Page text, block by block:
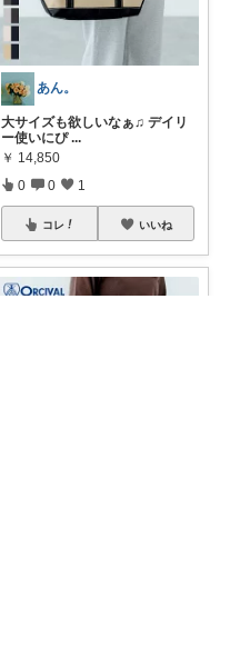
あん。
大サイズも欲しいなぁ♫ デイリ
ー使いにぴ ...
￥ 14,850
0 0 1
コレ いいね